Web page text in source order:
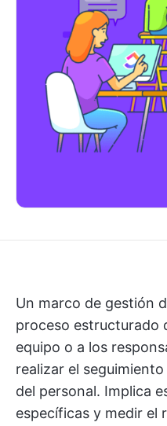
Un marco de gestión
proceso estructurado
equipo o a los
realizar el
del personal. Implica
específicas y medir el